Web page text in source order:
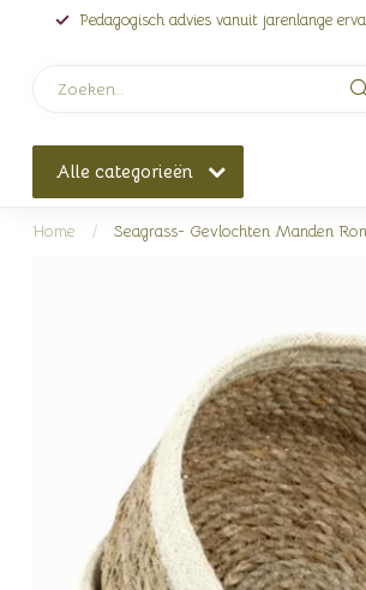
Pedagogisch advies vanuit jarenlange
Alle categorieën
Home / Seagrass- Gevlochten Manden